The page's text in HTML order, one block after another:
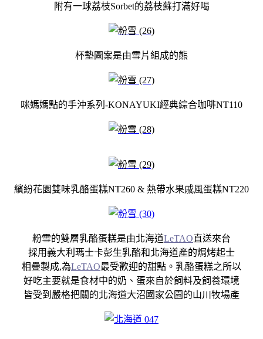
附有一球荔枝Sorbet的荔枝蘇打滿好喝
杯墊圖案是由雪片組成的熊
咪媽媽點的手沖系列-KONAYUKI經典綜合咖啡NT110
繽紛花園雙味乳酪蛋糕NT260 & 熱帶水果戚風蛋糕NT220
粉雪的雙層乳酪蛋糕是由北海道LeTAO直送來台
採用義大利瑪士卡彭生乳酪和北海道產的焗烤起士
相疊製成,為LeTAO最受歡迎的甜點。乳酪蛋糕之所以
好吃主要就是食材中的奶、蛋來自於飼料及飼養環境
皆受到嚴格把關的北海道大沼國家公園的山川牧場產